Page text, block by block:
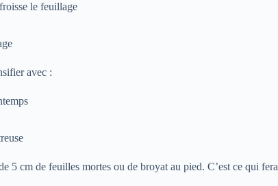
le feuillage
avec :
5 cm de feuilles mortes ou de broyat au pied. C’est ce qui fera